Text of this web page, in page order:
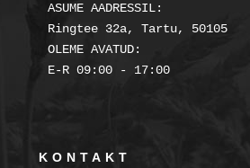
ASUME AADRESSIL:
Ringtee 32a, Tartu, 50105
OLEME AVATUD:
E-R 09:00 - 17:00
KONTAKT